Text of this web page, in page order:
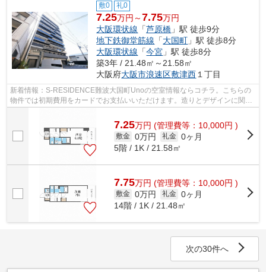
敷0 礼0
7.25万円～7.75万円
大阪環状線 「芦原橋 」駅 徒歩9分
地下鉄御堂筋線 「大国町 」駅 徒歩8分
大阪環状線 「今宮 」駅 徒歩8分
築3年 / 21.48㎡～21.58㎡
大阪府大阪市浪速区敷津西１丁目
新着情報：S-RESIDENCE難波大国町Unoの空室情報ならコチラ。こちらの
物件では初期費用をカードでお支払いいただけます。造りとデザインに関し
7.25万円 (管理費等：10,000円 )
敷金 0万円 礼金 0ヶ月
5階 / 1K / 21.58㎡
7.75万円 (管理費等：10,000円 )
敷金 0万円 礼金 0ヶ月
14階 / 1K / 21.48㎡
次の30件へ